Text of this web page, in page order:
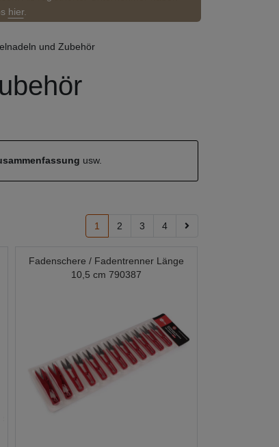
hier.
und Zubehör
usw.
1 2 3 4
Fadenschere / Fadentrenner Länge
10,5 cm 790387